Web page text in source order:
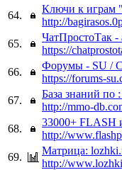
64.
Ключи к играм
http://
65.
ЧатПростоТак -
https://
66.
Форумы - SU /
https://forums-
67.
База знаний по
http://mmo-
68.
33000+ FLASH
http://
69.
Матрица:
http://